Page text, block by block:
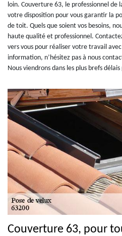
loin. Couverture 63, le professionnel de
votre disposition pour vous garantir la
de toit. Quels que soient vos besoins,
haute qualité et professionnel.
vers vous pour réaliser votre travail
information, n’hésitez pas à nous
Nous viendrons dans les plus brefs
Couverture 63, pour